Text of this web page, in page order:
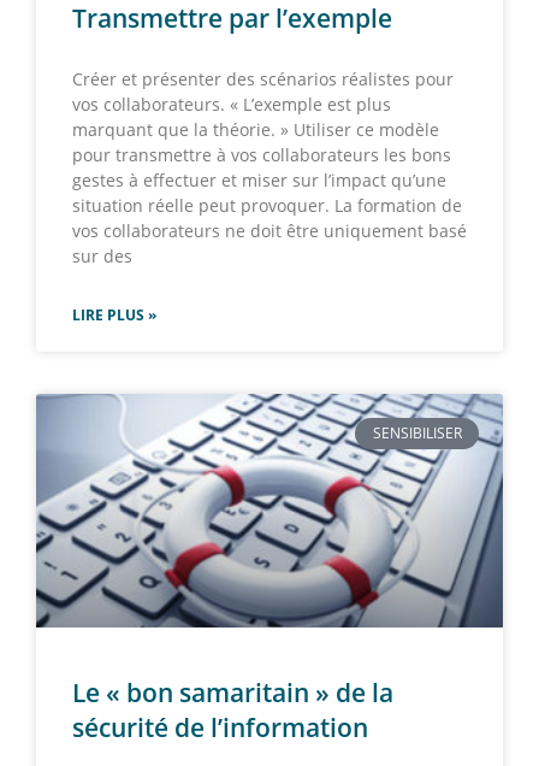
Transmettre par l’exemple
Créer et présenter des scénarios réalistes pour
vos collaborateurs. « L’exemple est plus
marquant que la théorie. » Utiliser ce modèle
pour transmettre à vos collaborateurs les bons
gestes à effectuer et miser sur l’impact qu’une
situation réelle peut provoquer. La formation de
vos collaborateurs ne doit être uniquement basé
sur des
LIRE PLUS »
SENSIBILISER
Le « bon samaritain » de la
sécurité de l’information